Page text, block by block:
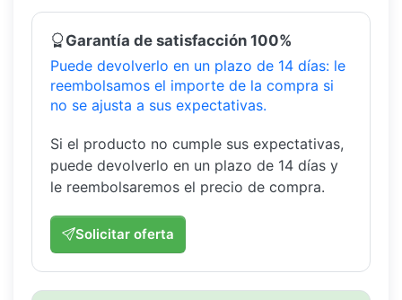
Garantía de satisfacción 100%
Puede devolverlo en un plazo de 14 días: le
reembolsamos el importe de la compra si
no se ajusta a sus expectativas.
Si el producto no cumple sus expectativas,
puede devolverlo en un plazo de 14 días y
le reembolsaremos el precio de compra.
Solicitar oferta